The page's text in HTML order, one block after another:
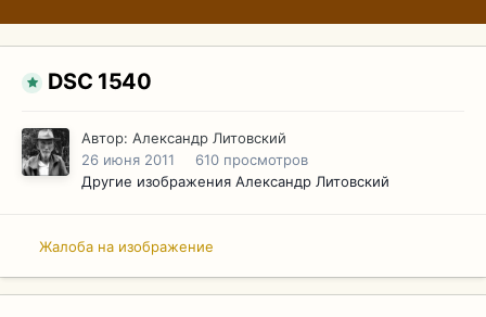
DSC 1540
Автор: Александр Литовский
26 июня 2011
610 просмотров
Другие изображения Александр Литовский
Жалоба на изображение